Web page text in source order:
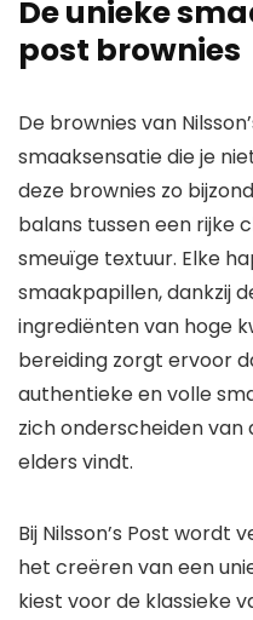
De unieke
post brownies
De brownies van
smaaksensatie die je
deze brownies zo
balans tussen een rijke
smeuïge textuur. Elke
smaakpapillen, dankzij
ingrediënten van hoge
bereiding zorgt ervoor
authentieke en volle
zich onderscheiden
elders vindt.
Bij Nilsson’s Post
het creëren van een
kiest voor de klassieke